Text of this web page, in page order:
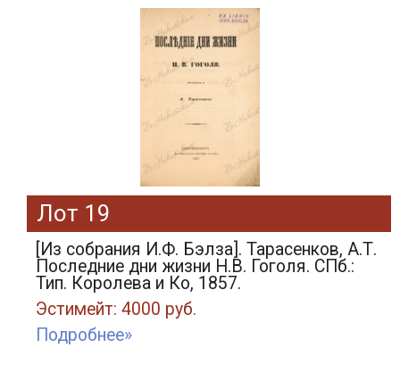
Лот 19
[Из собрания И.Ф. Бэлза]. Тарасенков, А.Т.
Последние дни жизни Н.В. Гоголя. СПб.:
Тип. Королева и Ко, 1857.
Эстимейт: 4000 руб.
Подробнее»